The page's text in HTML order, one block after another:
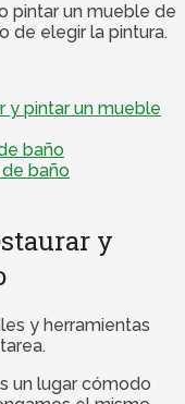
pintar un mueble de
de elegir la pintura.
y pintar un mueble
baño
baño
y
y herramientas
un lugar cómodo